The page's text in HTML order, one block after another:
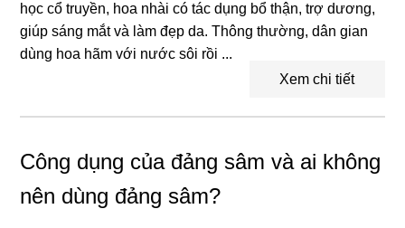
học cổ truyền, hoa nhài có tác dụng bổ thận, trợ dương,
giúp sáng mắt và làm đẹp da. Thông thường, dân gian
dùng hoa hãm với nước sôi rồi ...
Xem chi tiết
Công dụng của đảng sâm và ai không
nên dùng đảng sâm?